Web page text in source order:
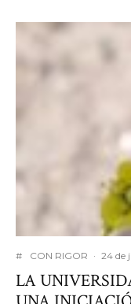
# CON RIGOR · 24 de
LA